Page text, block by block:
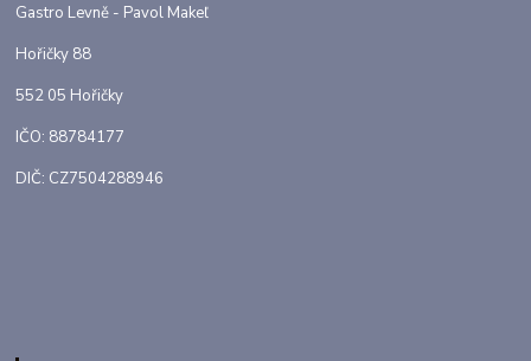
Gastro Levně - Pavol Makeľ
Hořičky 88
552 05 Hořičky
IČO: 88784177
DIČ: CZ7504288946